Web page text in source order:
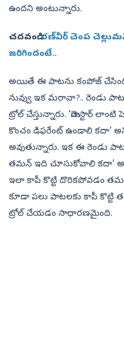
ఉందని అంటున్నారు.
చదవండి:రణ్‌వీర్‌ చెంప
జరిగిందంటే..
అయితే ఈ పాటను కంపోజ్‌
నువ్వు ఇక మరావా?.. రెండు
ట్రోల్‌ చేస్తున్నారు. ‘మెగాస్టార్‌ లాంటి
కొంచం డిఫరేంట్‌ ఉండాలి కదా’
అవుతున్నారు. ఇక ఈ రెండు
తమన్‌ ఇది చూసుకోవాలి కదా’
ఇలా కాపీ కొట్టి దొరికపోవడం
కూడా పలు పాటలకు కాపీ కొట్టి
ట్రోల్‌ చేయడం సాధారణమైంది.